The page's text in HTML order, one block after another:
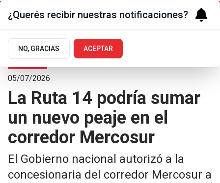
Sociedad
05/07/2026
La Ruta 14 podría sumar
un nuevo peaje en el
corredor Mercosur
El Gobierno nacional autorizó a la
concesionaria del corredor Mercosur a
¿Querés recibir nuestras notificaciones?
NO, GRACIAS ACEPTAR